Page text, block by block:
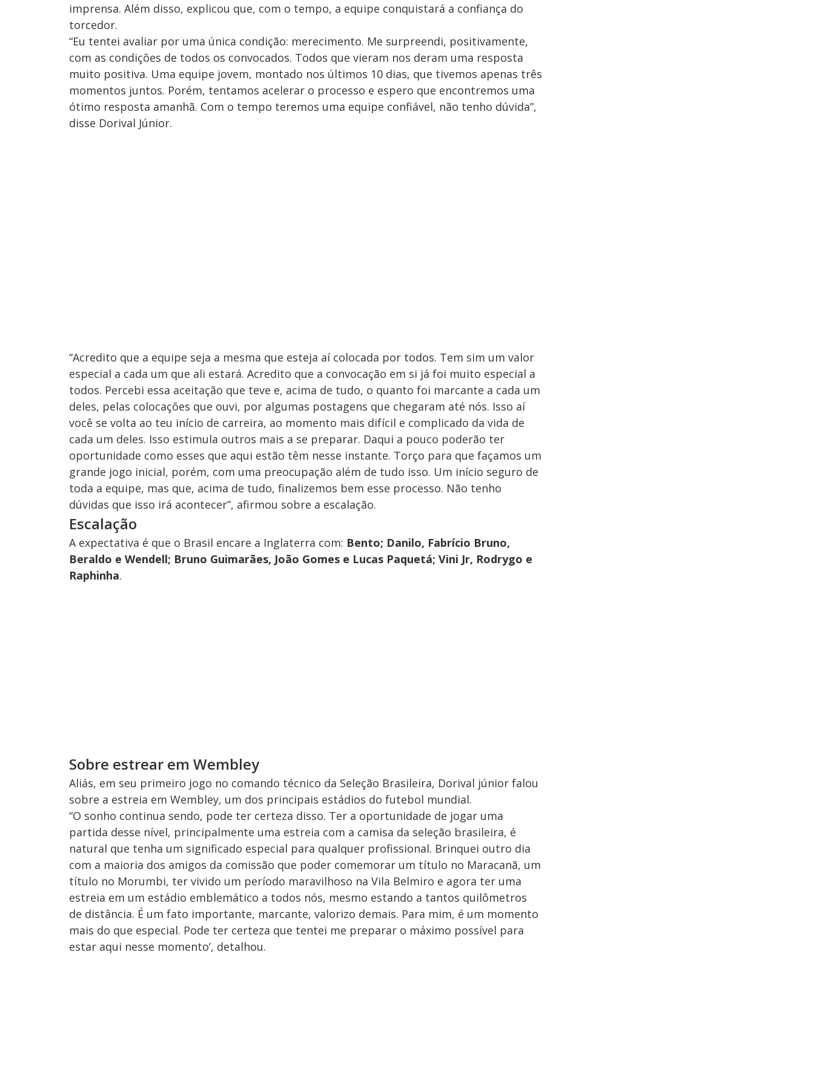
imprensa. Além disso, explicou que, com o tempo, a equipe conquistará a confiança do
torcedor.
“Eu tentei avaliar por uma única condição: merecimento. Me surpreendi, positivamente,
com as condições de todos os convocados. Todos que vieram nos deram uma resposta
muito positiva. Uma equipe jovem, montado nos últimos 10 dias, que tivemos apenas três
momentos juntos. Porém, tentamos acelerar o processo e espero que encontremos uma
ótimo resposta amanhã. Com o tempo teremos uma equipe confiável, não tenho dúvida”,
disse Dorival Júnior.
“Acredito que a equipe seja a mesma que esteja aí colocada por todos. Tem sim um valor
especial a cada um que ali estará. Acredito que a convocação em si já foi muito especial a
todos. Percebi essa aceitação que teve e, acima de tudo, o quanto foi marcante a cada um
deles, pelas colocações que ouvi, por algumas postagens que chegaram até nós. Isso aí
você se volta ao teu início de carreira, ao momento mais difícil e complicado da vida de
cada um deles. Isso estimula outros mais a se preparar. Daqui a pouco poderão ter
oportunidade como esses que aqui estão têm nesse instante. Torço para que façamos um
grande jogo inicial, porém, com uma preocupação além de tudo isso. Um início seguro de
toda a equipe, mas que, acima de tudo, finalizemos bem esse processo. Não tenho
dúvidas que isso irá acontecer”, afirmou sobre a escalação.
Escalação
A expectativa é que o Brasil encare a Inglaterra com: Bento; Danilo, Fabrício Bruno,
Beraldo e Wendell; Bruno Guimarães, João Gomes e Lucas Paquetá; Vini Jr, Rodrygo e
Raphinha.
Sobre estrear em Wembley
Aliás, em seu primeiro jogo no comando técnico da Seleção Brasileira, Dorival júnior falou
sobre a estreia em Wembley, um dos principais estádios do futebol mundial.
“O sonho continua sendo, pode ter certeza disso. Ter a oportunidade de jogar uma
partida desse nível, principalmente uma estreia com a camisa da seleção brasileira, é
natural que tenha um significado especial para qualquer profissional. Brinquei outro dia
com a maioria dos amigos da comissão que poder comemorar um título no Maracanã, um
título no Morumbi, ter vivido um período maravilhoso na Vila Belmiro e agora ter uma
estreia em um estádio emblemático a todos nós, mesmo estando a tantos quilômetros
de distância. É um fato importante, marcante, valorizo demais. Para mim, é um momento
mais do que especial. Pode ter certeza que tentei me preparar o máximo possível para
estar aqui nesse momento’, detalhou.